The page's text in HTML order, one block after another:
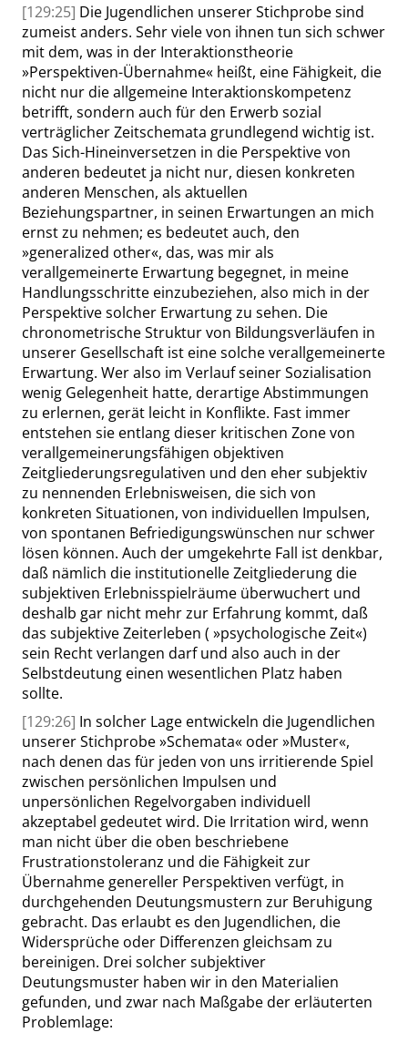
[129:25] Die Jugendlichen unserer Stichprobe sind
zumeist anders. Sehr viele von ihnen tun sich schwer
mit dem, was in der Interaktionstheorie
»Perspektiven-Übernahme« heißt, eine Fähigkeit, die
nicht nur die allgemeine Interaktionskompetenz
betrifft, sondern auch für den Erwerb sozial
verträglicher Zeitschemata grundlegend wichtig ist.
Das Sich-Hineinversetzen in die Perspektive von
anderen bedeutet ja nicht nur, diesen konkreten
anderen Menschen, als aktuellen
Beziehungspartner, in seinen Erwartungen an mich
ernst zu nehmen; es bedeutet auch, den
»generalized other«, das, was mir als
verallgemeinerte Erwartung begegnet, in meine
Handlungsschritte einzubeziehen, also mich in der
Perspektive solcher Erwartung zu sehen. Die
chronometrische Struktur von Bildungsverläufen in
unserer Gesellschaft ist eine solche verallgemeinerte
Erwartung. Wer also im Verlauf seiner Sozialisation
wenig Gelegenheit hatte, derartige Abstimmungen
zu erlernen, gerät leicht in Konflikte. Fast immer
entstehen sie entlang dieser kritischen Zone von
verallgemeinerungsfähigen objektiven
Zeitgliederungsregulativen und den eher subjektiv
zu nennenden Erlebnisweisen, die sich von
konkreten Situationen, von individuellen Impulsen,
von spontanen Befriedigungswünschen nur schwer
lösen können. Auch der umgekehrte Fall ist denkbar,
daß nämlich die institutionelle Zeitgliederung die
subjektiven Erlebnisspielräume überwuchert und
deshalb gar nicht mehr zur Erfahrung kommt, daß
das subjektive Zeiterleben ( »psychologische Zeit«)
sein Recht verlangen darf und also auch in der
Selbstdeutung einen wesentlichen Platz haben
sollte.
[129:26] In solcher Lage entwickeln die Jugendlichen
unserer Stichprobe»Schemata« oder»Muster«,
nach denen das für jeden von uns irritierende Spiel
zwischen persönlichen Impulsen und
unpersönlichen Regelvorgaben individuell
akzeptabel gedeutet wird. Die Irritation wird, wenn
man nicht über die oben beschriebene
Frustrationstoleranz und die Fähigkeit zur
Übernahme genereller Perspektiven verfügt, in
durchgehenden Deutungsmustern zur Beruhigung
gebracht. Das erlaubt es den Jugendlichen, die
Widersprüche oder Differenzen gleichsam zu
bereinigen. Drei solcher subjektiver
Deutungsmuster haben wir in den Materialien
gefunden, und zwar nach Maßgabe der erläuterten
Problemlage: